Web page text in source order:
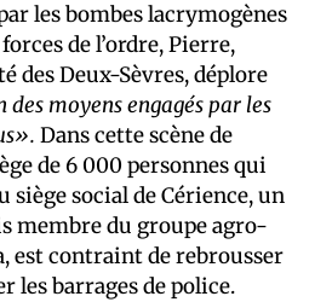
les bombes lacrymogènes
de l’ordre, Pierre,
des Deux-Sèvres, déplore
moyens engagés par les
Dans cette scène de
de 6 000 personnes qui
siège social de Cérience, un
membre du groupe agro-
est contraint de rebrousser
les barrages de police.